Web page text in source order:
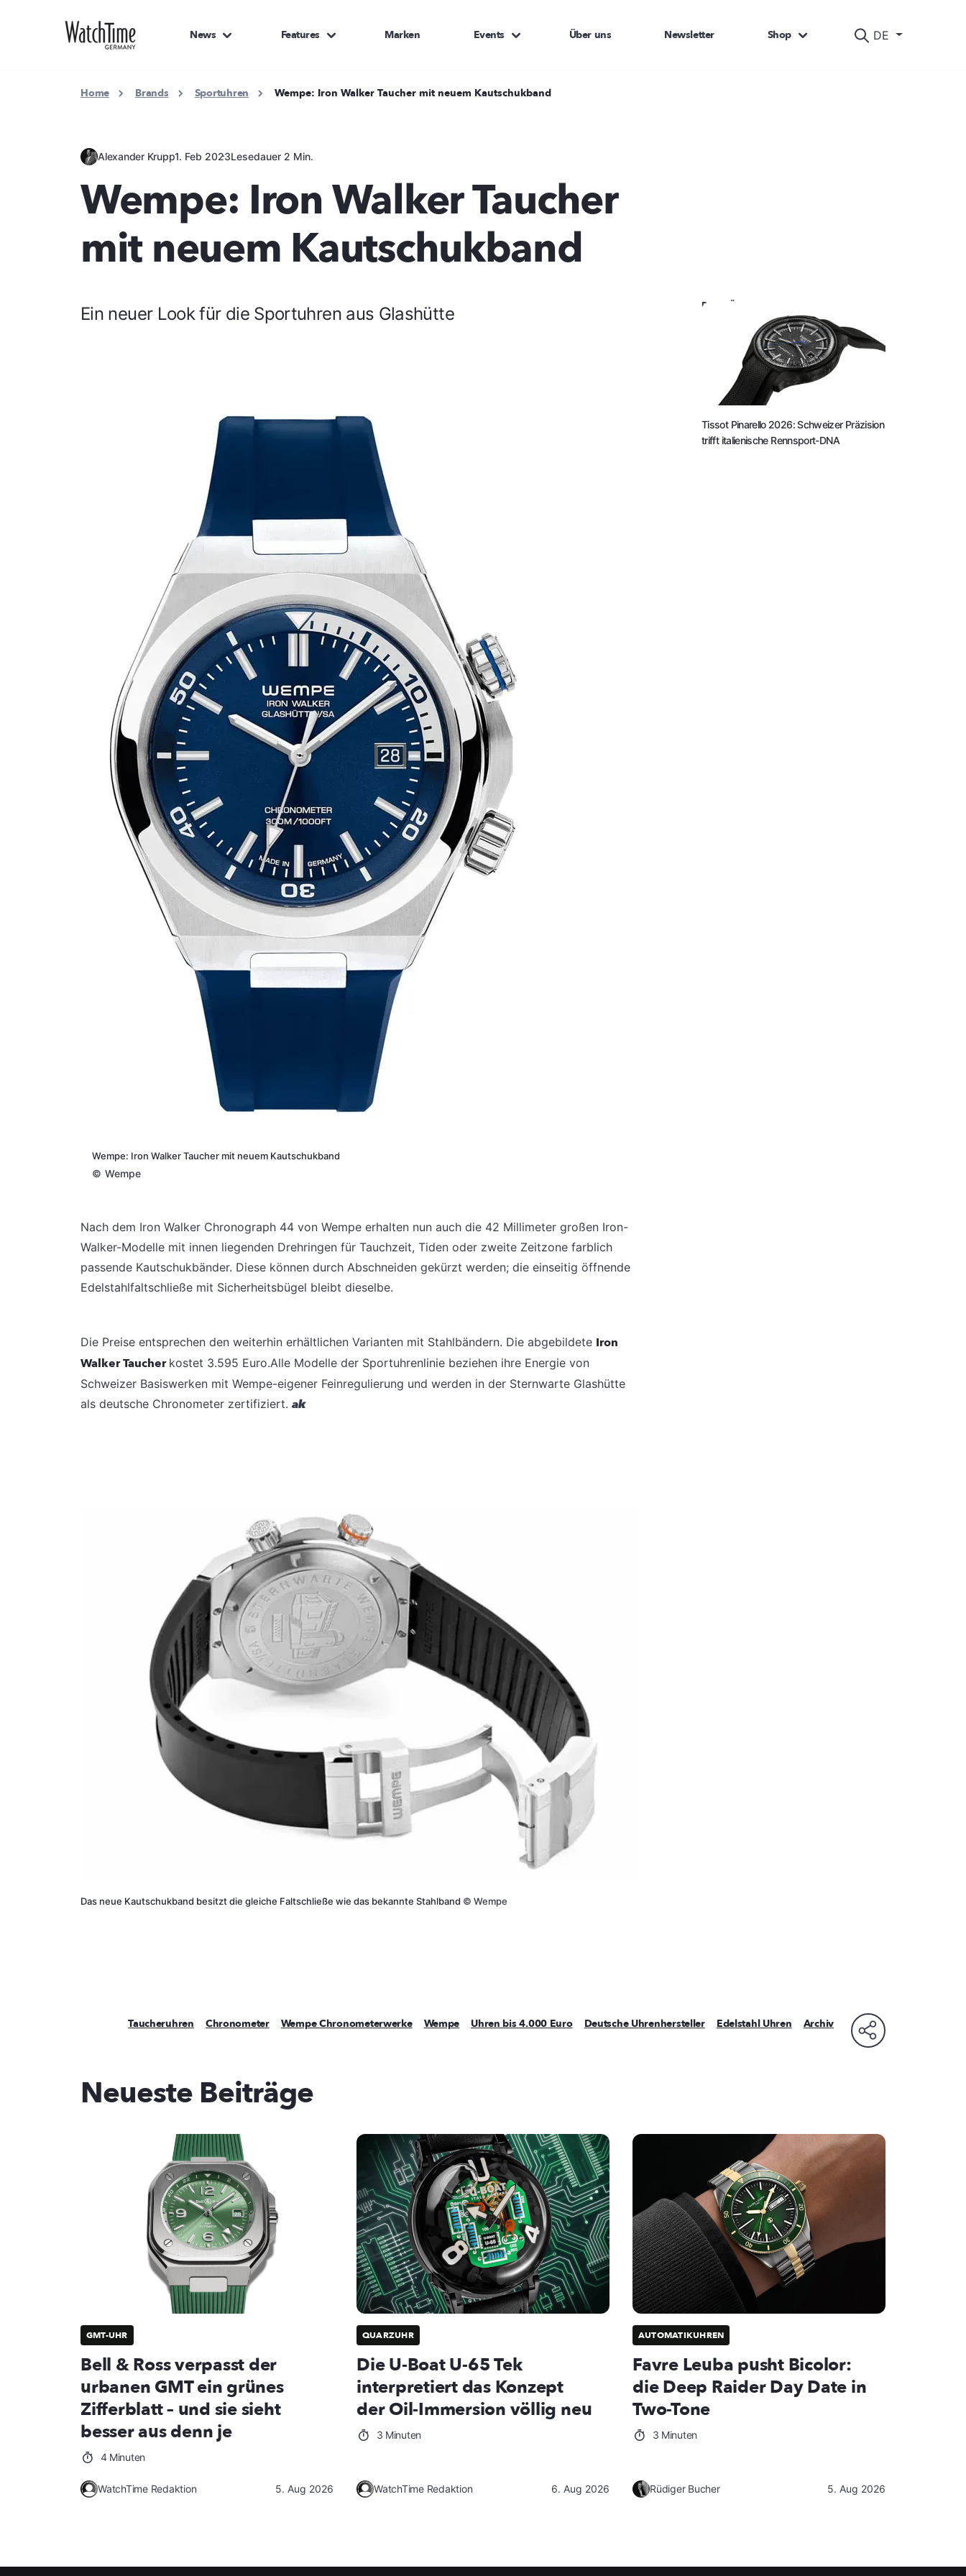
DE
News Features Marken Events Über uns Newsletter Shop
Home Brands Sportuhren Wempe: Iron Walker Taucher mit neuem Kautschukband
Alexander Krupp1. Feb 2023Lesedauer 2 Min.
Wempe: Iron Walker Taucher
mit neuem Kautschukband
Ein neuer Look für die Sportuhren aus Glashütte
Wempe: Iron Walker Taucher mit neuem Kautschukband
© Wempe
Nach dem Iron Walker Chronograph 44 von Wempe erhalten nun auch die 42 Millimeter großen Iron-
Walker-Modelle mit innen liegenden Drehringen für Tauchzeit, Tiden oder zweite Zeitzone farblich
passende Kautschukbänder. Diese können durch Abschneiden gekürzt werden; die einseitig öffnende
Edelstahlfaltschließe mit Sicherheitsbügel bleibt dieselbe.
Die Preise entsprechen den weiterhin erhältlichen Varianten mit Stahlbändern. Die abgebildete Iron
Walker Taucher kostet 3.595 Euro.Alle Modelle der Sportuhrenlinie beziehen ihre Energie von
Schweizer Basiswerken mit Wempe-eigener Feinregulierung und werden in der Sternwarte Glashütte
als deutsche Chronometer zertifiziert. ak
Das neue Kautschukband besitzt die gleiche Faltschließe wie das bekannte Stahlband © Wempe
DAS KÖNNTE SIE AUCH INTERESSIEREN:
Tissot Pinarello 2026: Schweizer Präzision
trifft italienische Rennsport-DNA
Taucheruhren Chronometer Wempe Chronometerwerke Wempe Uhren bis 4.000 Euro Deutsche Uhrenhersteller Edelstahl Uhren Archiv
Neueste Beiträge
GMT-UHR
Bell & Ross verpasst der
urbanen GMT ein grünes
Zifferblatt – und sie sieht
besser aus denn je
4 Minuten
WatchTime Redaktion 5. Aug 2026
QUARZUHR
Die U-Boat U-65 Tek
interpretiert das Konzept
der Oil-Immersion völlig neu
3 Minuten
WatchTime Redaktion 6. Aug 2026
AUTOMATIKUHREN
Favre Leuba pusht Bicolor:
die Deep Raider Day Date in
Two-Tone
3 Minuten
Rüdiger Bucher 5. Aug 2026